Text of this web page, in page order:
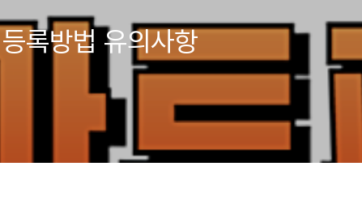
록방법 유의사항